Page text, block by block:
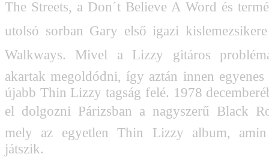
The Streets, a Don´t Believe A Word és
utolsó sorban Gary első igazi kislemezsikere
Walkways. Mivel a Lizzy gitáros
akartak megoldódni, így aztán innen egyenes
újabb Thin Lizzy tagság felé. 1978
el dolgozni Párizsban a nagyszerű Black
mely az egyetlen Thin Lizzy album,
játszik.